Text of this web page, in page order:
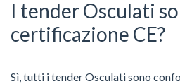
I tender Osculati
certificazione CE?
Sì, tutti i tender Osculati sono